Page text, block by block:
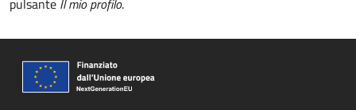
pulsante Il mio profilo.